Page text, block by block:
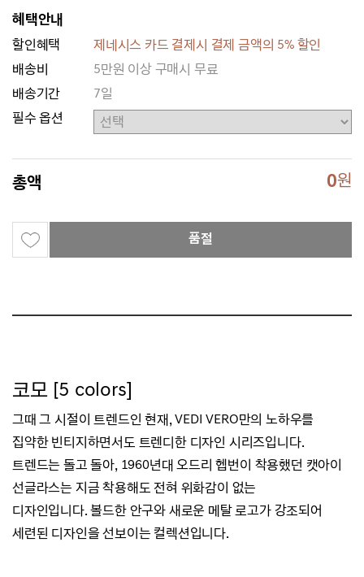
혜택안내
할인혜택
제네시스 카드 결제시 결제 금액의 5% 할인
배송비
5만원 이상 구매시 무료
배송기간
7일
필수 옵션
총액 0원
품절
코모 [5 colors]
그때 그 시절이 트렌드인 현재, VEDI VERO만의 노하우를
집약한 빈티지하면서도 트렌디한 디자인 시리즈입니다.
트렌드는 돌고 돌아, 1960년대 오드리 헵번이 착용했던 캣아이
선글라스는 지금 착용해도 전혀 위화감이 없는
디자인입니다.볼드한 안구와 새로운 메탈 로고가 강조되어
세련된 디자인을 선보이는 컬렉션입니다.